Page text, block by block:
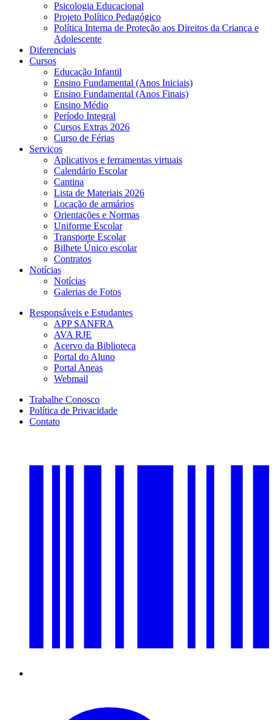
Psicologia Educacional
Projeto Político Pedagógico
Política Interna de Proteção aos Direitos da Criança e
Adolescente
Diferenciais
Cursos
Educação Infantil
Ensino Fundamental (Anos Iniciais)
Ensino Fundamental (Anos Finais)
Ensino Médio
Período Integral
Cursos Extras 2026
Curso de Férias
Serviços
Aplicativos e ferramentas virtuais
Calendário Escolar
Cantina
Lista de Materiais 2026
Locação de armários
Orientações e Normas
Uniforme Escolar
Transporte Escolar
Bilhete Único escolar
Contratos
Notícias
Notícias
Galerias de Fotos
Responsáveis e Estudantes
APP SANFRA
AVA RJE
Acervo da Biblioteca
Portal do Aluno
Portal Aneas
Webmail
Trabalhe Conosco
Política de Privacidade
Contato